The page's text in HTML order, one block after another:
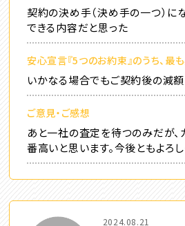
契約の決め手（決め手の一つ）に
できる内容だと思った
安心宣言『5つのお約束』のうち、最
いかなる場合でもご契約後の減
ご意見・ご感想
あと一社の査定を待つのみだが、
番高いと思います。今後ともよろし
2024.08.21